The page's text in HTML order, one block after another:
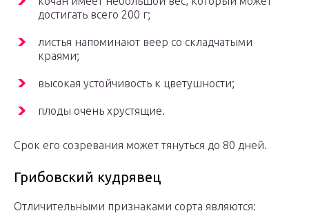
достигать всего 200 г;
листья напоминают веер со складчатыми
краями;
высокая устойчивость к цветушности;
плоды очень хрустящие.
Срок его созревания может тянуться до 80 дней.
Грибовский кудрявец
Отличительными признаками сорта являются: